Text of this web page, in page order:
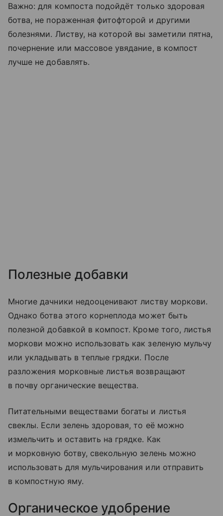
Важно: для компоста подойдёт только здоровая
ботва, не пораженная фитофторой и другими
болезнями. Листву, на которой вы заметили пятна,
почернение или массовое увядание, в компост
лучше не добавлять.
Полезные добавки
Многие дачники недооценивают листву моркови.
Однако ботва этого корнеплода может быть
полезной добавкой в компост. Кроме того, листья
моркови можно использовать как зеленую мульчу
или укладывать в теплые грядки. После
разложения морковные листья возвращают
в почву органические вещества.
Питательными веществами богаты и листья
свеклы. Если зелень здоровая, то её можно
измельчить и оставить на грядке. Как
и морковную ботву, свекольную зелень можно
использовать для мульчирования или отправить
в компостную яму.
Органическое удобрение